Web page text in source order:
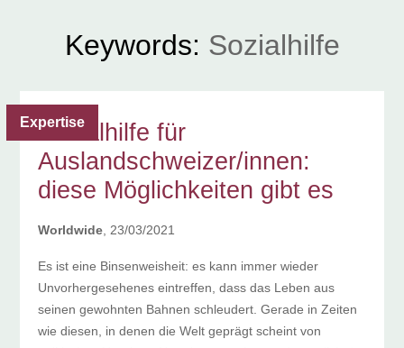
Keywords: Sozialhilfe
Expertise
Sozialhilfe für
Auslandschweizer/innen:
diese Möglichkeiten gibt es
Worldwide , 23/03/2021
Es ist eine Binsenweisheit: es kann immer wieder
Unvorhergesehenes eintreffen, dass das Leben aus
seinen gewohnten Bahnen schleudert. Gerade in Zeiten
wie diesen, in denen die Welt geprägt scheint von